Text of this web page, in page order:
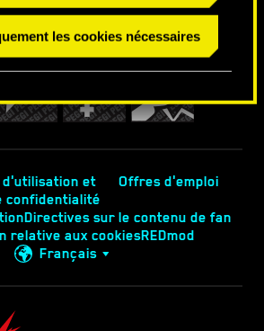
les cookies nécessaires
d'utilisation et
confidentialité
Offres d'emploi
Directives sur le contenu de fan
relative aux cookiesREDmod
Français